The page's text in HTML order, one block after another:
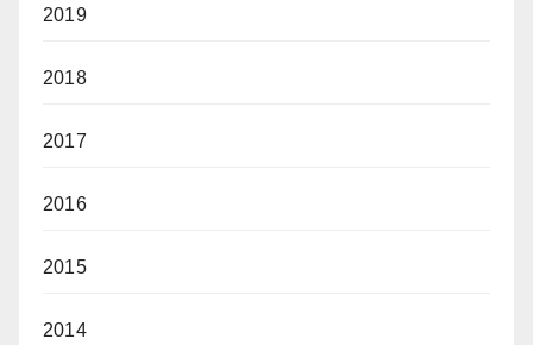
2019
2018
2017
2016
2015
2014